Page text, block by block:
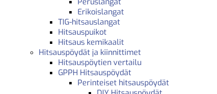
Erikoislangat
TIG-hitsauslangat
Hitsauspuikot
Hitsaus kemikaalit
Hitsauspöydät ja kiinnittimet
Hitsauspöytien vertailu
GPPH Hitsauspöydät
Perinteiset hitsauspöydät